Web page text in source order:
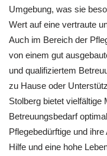
Umgebung, was sie
Wert auf eine vertraute
Auch im Bereich der
von einem gut
und qualifiziertem
zu Hause oder
Stolberg bietet vielfältige
Betreuungsbedarf
Pflegebedürftige und
Hilfe und eine hohe